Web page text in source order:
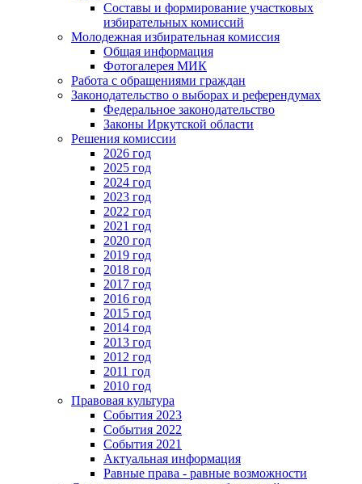
Составы и формирование участковых
избирательных комиссий
Молодежная избирательная комиссия
Общая информация
Фотогалерея МИК
Работа с обращениями граждан
Законодательство о выборах и референдумах
Федеральное законодательство
Законы Иркутской области
Решения комиссии
2026 год
2025 год
2024 год
2023 год
2022 год
2021 год
2020 год
2019 год
2018 год
2017 год
2016 год
2015 год
2014 год
2013 год
2012 год
2011 год
2010 год
Правовая культура
События 2023
События 2022
События 2021
Актуальная информация
Равные права - равные возможности